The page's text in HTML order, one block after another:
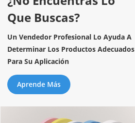
Que Buscas?
Un Vendedor Profesional Lo Ayuda A
Determinar Los Productos Adecuados
Para Su Aplicación
Aprende Más